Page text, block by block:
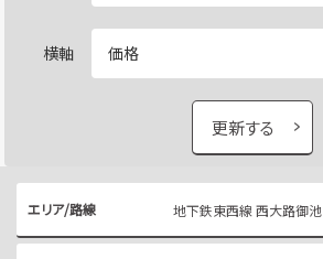
横軸
更新する
エリア/路線 地下鉄東西線 西大路御池